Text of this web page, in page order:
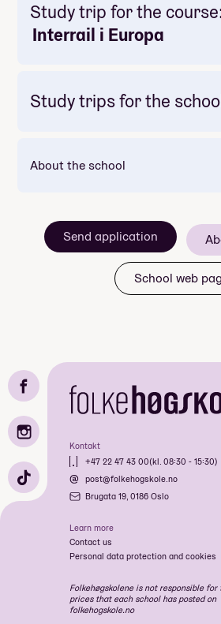
Study trip for the
Interrail i Europa
Study trips for the
Mandatory: Yes
About the school
Idrett & Friluftsliv
Fotografi & Kortfilm
Bratt: Park, Pow & Climb
Extreme Sport
Musikk & Friluftsliv
Art & Nature
Ekstremsport Bratt - Haust
Send application
School web
Kontakt
+47 22 47 43 00(kl. 08:30 - 15:30)
post@folkehogskole.no
Brugata 19, 0186 Oslo
Learn more
Contact us
Personal data protection and cookies
Folkehøgskolene is not responsible
prices that each school has posted on
folkehogskole.no